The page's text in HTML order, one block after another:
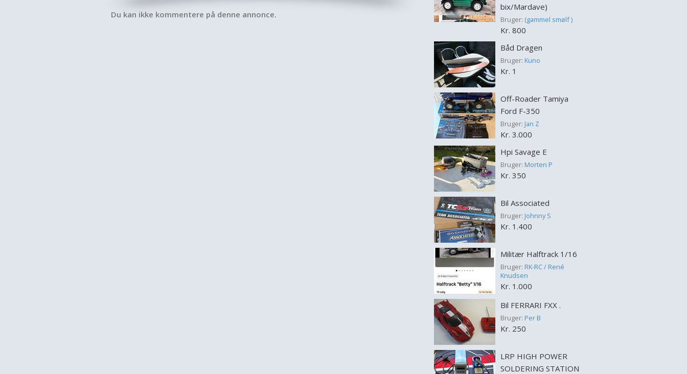
Du kan ikke kommentere på denne annonce.
bix/Mardave)
Bruger: (gammel smølf )
Kr. 800
Båd Dragen
Bruger: Kuno
Kr. 1
Off-Roader Tamiya
Ford F-350
Bruger: Jan Z
Kr. 3.000
Hpi Savage E
Bruger: Morten P
Kr. 350
Bil Associated
Bruger: Johnny S
Kr. 1.400
Militær Halftrack 1/16
Bruger: RK-RC / René
Knudsen
Kr. 1.000
Bil FERRARI FXX .
Bruger: Per B
Kr. 250
LRP HIGH POWER
SOLDERING STATION